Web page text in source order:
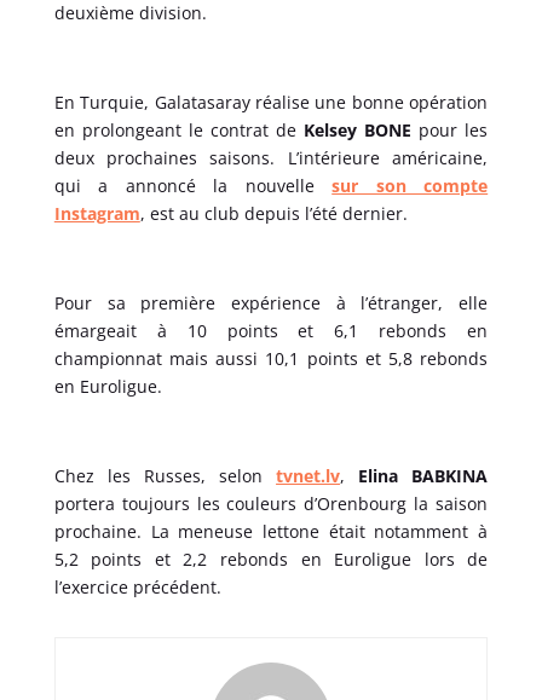
deuxième division.
En Turquie, Galatasaray réalise une bonne opération
en prolongeant le contrat de Kelsey BONE pour les
deux prochaines saisons. L’intérieure américaine,
qui a annoncé la nouvellesur son compte
Instagram, est au club depuis l’été dernier.
Pour sa première expérience à l’étranger, elle
émargeait à 10 points et 6,1 rebonds en
championnat mais aussi 10,1 points et 5,8 rebonds
en Euroligue.
Chez les Russes, selontvnet.lv, Elina BABKINA
portera toujours les couleurs d’Orenbourg la saison
prochaine. La meneuse lettone était notamment à
5,2 points et 2,2 rebonds en Euroligue lors de
l’exercice précédent.